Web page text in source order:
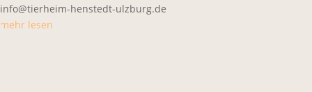
info@tierheim-henstedt-ulzburg.de
mehr lesen